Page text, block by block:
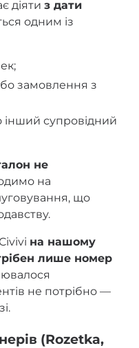
діяти з дати
одним із
замовлення з
інший супровідний
не
на
що
на нашому
лише номер
не потрібно —
(Rozetka,